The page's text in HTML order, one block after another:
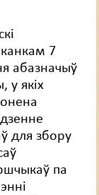
7
абазначыў
у якіх
для збору
па